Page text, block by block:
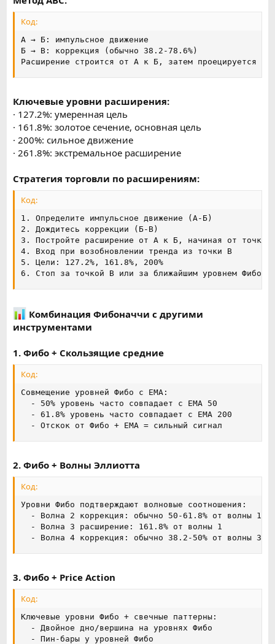
Код:
А → Б: импульсное движение
Б → В: коррекция (обычно 38.2-78.6%)
Расширение строится от А к Б, затем проецируется от
Ключевые уровни расширения:
· 127.2%: умеренная цель
· 161.8%: золотое сечение, основная цель
· 200%: сильное движение
· 261.8%: экстремальное расширение
Стратегия торговли по расширениям:
Код:
1. Определите импульсное движение (А-Б)
2. Дождитесь коррекции (Б-В)
3. Постройте расширение от А к Б, начиная от точки
4. Вход при возобновлении тренда из точки В
5. Цели: 127.2%, 161.8%, 200%
6. Стоп за точкой В или за ближайшим уровнем Фибо
Комбинация Фибоначчи с другими
инструментами
1. Фибо + Скользящие средние
Код:
Совмещение уровней Фибо с EMA:
  - 50% уровень часто совпадает с EMA 50
  - 61.8% уровень часто совпадает с EMA 200
  - Отскок от Фибо + EMA = сильный сигнал
2. Фибо + Волны Эллиотта
Код:
Уровни Фибо подтверждают волновые соотношения:
  - Волна 2 коррекция: обычно 50-61.8% от волны 1
  - Волна 3 расширение: 161.8% от волны 1
  - Волна 4 коррекция: обычно 38.2-50% от волны 3
3. Фибо + Price Action
Код:
Ключевые уровни Фибо + свечные паттерны:
  - Двойное дно/вершина на уровнях Фибо
  - Пин-бары у уровней Фибо